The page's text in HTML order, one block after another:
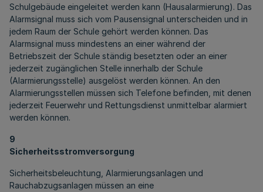
Schulgebäude eingeleitet werden kann (Hausalarmierung). Das
Alarmsignal muss sich vom Pausensignal unterscheiden und in
jedem Raum der Schule gehört werden können. Das
Alarmsignal muss mindestens an einer während der
Betriebszeit der Schule ständig besetzten oder an einer
jederzeit zugänglichen Stelle innerhalb der Schule
(Alarmierungsstelle) ausgelöst werden können. An den
Alarmierungsstellen müssen sich Telefone befinden, mit denen
jederzeit Feuerwehr und Rettungsdienst unmittelbar alarmiert
werden können.
9
Sicherheitsstromversorgung
Sicherheitsbeleuchtung, Alarmierungsanlagen und
Rauchabzugsanlagen müssen an eine